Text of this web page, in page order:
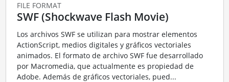
FILE FORMAT
SWF (Shockwave Flash Movie)
Los archivos SWF se utilizan para mostrar elementos
ActionScript, medios digitales y gráficos vectoriales
animados. El formato de archivo SWF fue desarrollado
por Macromedia, que actualmente es propiedad de
Adobe. Además de gráficos vectoriales, pued...